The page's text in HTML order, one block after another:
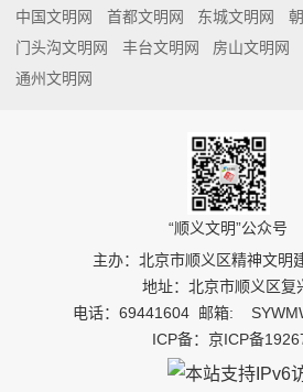
中国文明网
首都文明网 东城文明网
门头沟文明网
丰台文明网 房山文明网
通州文明网
“顺义文明”公众号
主办：北京市顺义区精神文明
地址：北京市顺义区复
电话： 69441604 邮箱:
ICP备：京ICP备